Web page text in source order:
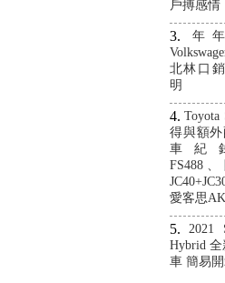
戶搏感情
年
北林口
明
Toyota
得與額
車紀
FS488
愛客思
2021
Hybrid
車 簡易